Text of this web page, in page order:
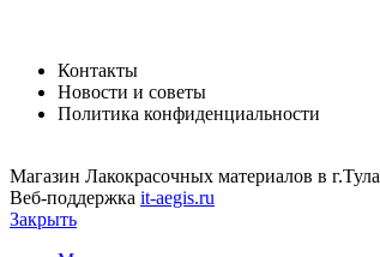
Контакты
Новости и советы
Политика конфиденциальности
Магазин Лакокрасочных материалов в г.Тула
Веб-поддержка it-aegis.ru
Закрыть